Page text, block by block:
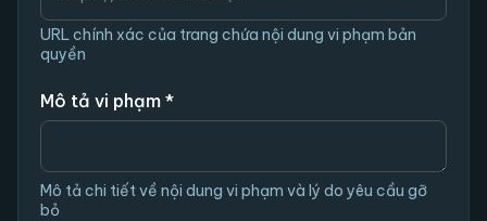
URL chính xác của trang chứa nội dung vi phạm bản
quyền
Mô tả vi phạm *
Mô tả chi tiết về nội dung vi phạm và lý do yêu cầu gỡ
bỏ